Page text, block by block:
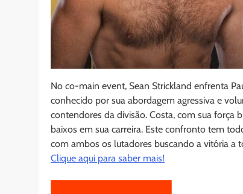
No co-main event, Sean Strickland enfrenta
conhecido por sua abordagem agressiva e
contendores da divisão. Costa, com sua força
baixos em sua carreira. Este confronto tem
com ambos os lutadores buscando a vitória a
Clique aqui para saber mais!